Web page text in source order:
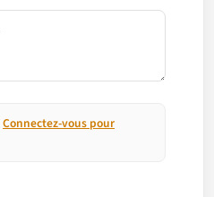
Connectez-vous pour